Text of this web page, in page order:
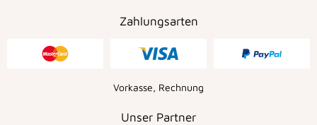
Zahlungsarten
Vorkasse, Rechnung
Unser Partner